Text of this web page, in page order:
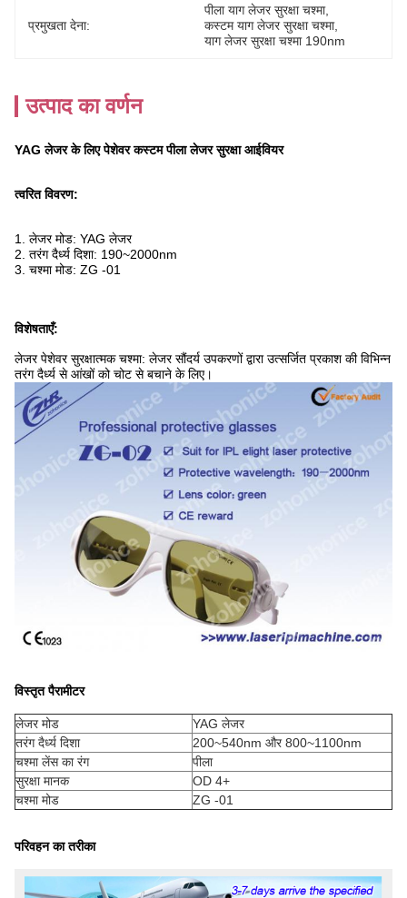
प्रमुखता देना:
पीला याग लेजर सुरक्षा चश्मा,
कस्टम याग लेजर सुरक्षा चश्मा,
याग लेजर सुरक्षा चश्मा 190nm
उत्पाद का वर्णन
YAG लेजर के लिए पेशेवर कस्टम पीला लेजर सुरक्षा आईवियर
त्वरित विवरण:
1. लेजर मोड: YAG लेजर
2. तरंग दैर्ध्य दिशा: 190~2000nm
3. चश्मा मोड: ZG -01
विशेषताएँ:
लेजर पेशेवर सुरक्षात्मक चश्मा: लेजर सौंदर्य उपकरणों द्वारा उत्सर्जित प्रकाश की विभिन्न
तरंग दैर्ध्य से आंखों को चोट से बचाने के लिए।
विस्तृत पैरामीटर
लेजर मोड
YAG लेजर
तरंग दैर्ध्य दिशा
200~540nm और 800~1100nm
चश्मा लेंस का रंग
पीला
सुरक्षा मानक
OD 4+
चश्मा मोड
ZG -01
परिवहन का तरीका